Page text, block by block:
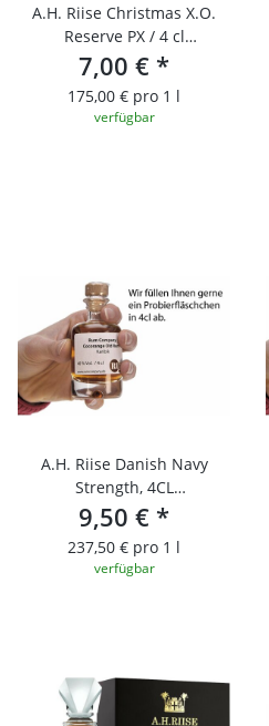
A.H. Riise Christmas X.O.
Reserve PX / 4 cl
Probierfläschchen
7,00 € *
175,00 € pro 1 l
verfügbar
A.H. Riise Danish Navy
Strength, 4CL
PROBIERFLÄSCHCHEN
9,50 € *
237,50 € pro 1 l
verfügbar